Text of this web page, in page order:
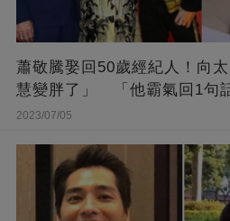
蕭敬騰娶回50歲經紀人！向
慧變胖了」 「他霸氣回1句
2023/07/05